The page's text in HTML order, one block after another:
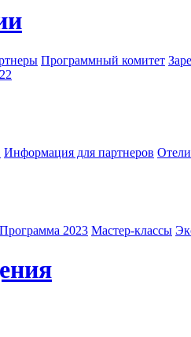
Программный комитет
Информация для партнеров
Программа 2023 Мастер-классы